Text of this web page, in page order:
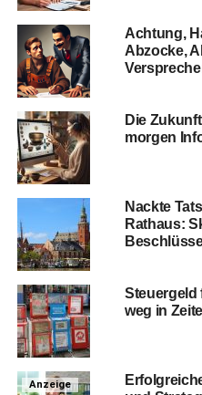
Ach­tung,
Abzo­cke,
Die
mor­gen
Nack­te
Rat­haus:
Steu­er­geld
weg in
Anzeige